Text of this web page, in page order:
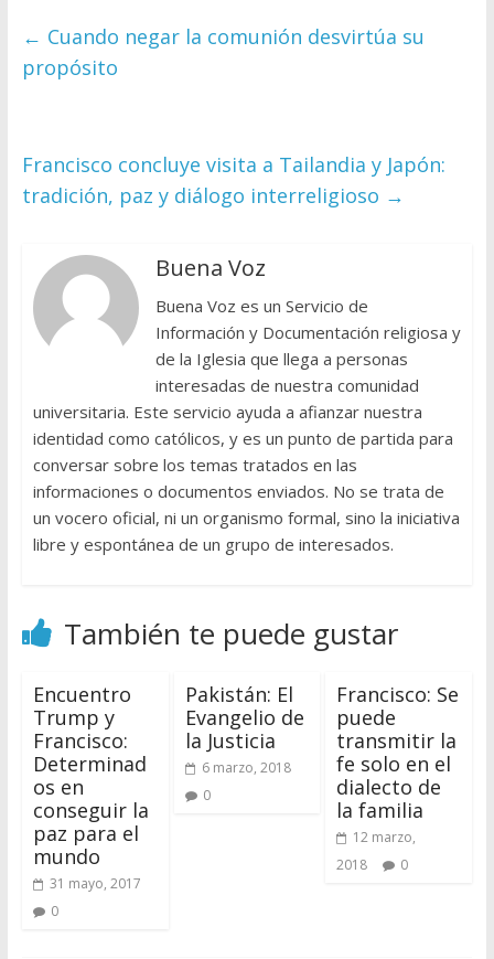
← Cuando negar la comunión desvirtúa su
propósito
Francisco concluye visita a Tailandia y Japón:
tradición, paz y diálogo interreligioso →
Buena Voz
Buena Voz es un Servicio de
Información y Documentación religiosa y
de la Iglesia que llega a personas
interesadas de nuestra comunidad
universitaria. Este servicio ayuda a afianzar nuestra
identidad como católicos, y es un punto de partida para
conversar sobre los temas tratados en las
informaciones o documentos enviados. No se trata de
un vocero oficial, ni un organismo formal, sino la iniciativa
libre y espontánea de un grupo de interesados.
También te puede gustar
Encuentro
Trump y
Francisco:
Determinad
os en
conseguir la
paz para el
mundo
31 mayo, 2017
0
Pakistán: El
Evangelio de
la Justicia
6 marzo, 2018
0
Francisco: Se
puede
transmitir la
fe solo en el
dialecto de
la familia
12 marzo,
2018
0